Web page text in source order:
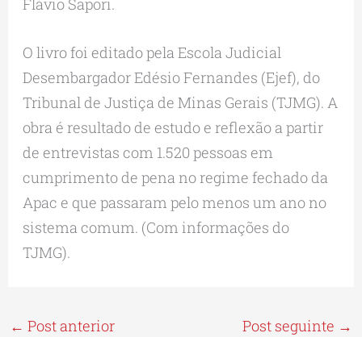
O livro foi editado pela Escola Judicial
Desembargador Edésio Fernandes (Ejef), do
Tribunal de Justiça de Minas Gerais (TJMG). A
obra é resultado de estudo e reflexão a partir
de entrevistas com 1.520 pessoas em
cumprimento de pena no regime fechado da
Apac e que passaram pelo menos um ano no
sistema comum. (Com informações do
TJMG).
← Post anterior Post seguinte →